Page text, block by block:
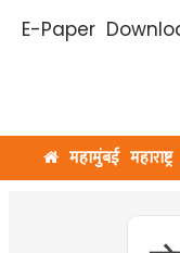
E-Paper
महामुंबई महाराष्ट्र